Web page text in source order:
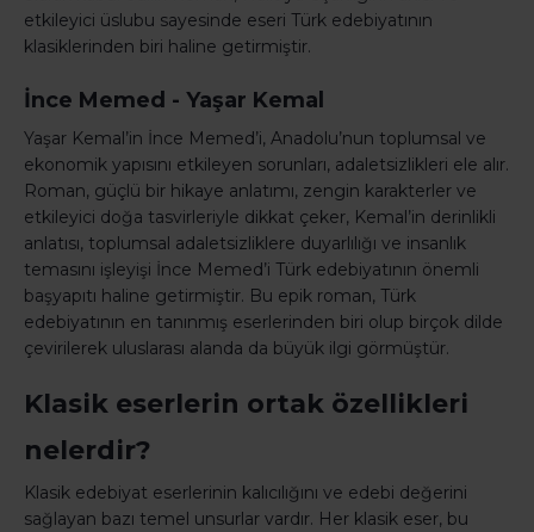
etkileyici üslubu sayesinde eseri Türk edebiyatının
klasiklerinden biri haline getirmiştir.
İnce Memed - Yaşar Kemal
Yaşar Kemal’in İnce Memed’i, Anadolu’nun toplumsal ve
ekonomik yapısını etkileyen sorunları, adaletsizlikleri ele alır.
Roman, güçlü bir hikaye anlatımı, zengin karakterler ve
etkileyici doğa tasvirleriyle dikkat çeker, Kemal’in derinlikli
anlatısı, toplumsal adaletsizliklere duyarlılığı ve insanlık
temasını işleyişi İnce Memed’i Türk edebiyatının önemli
başyapıtı haline getirmiştir. Bu epik roman, Türk
edebiyatının en tanınmış eserlerinden biri olup birçok dilde
çevirilerek uluslarası alanda da büyük ilgi görmüştür.
Klasik eserlerin ortak özellikleri
nelerdir?
Klasik edebiyat eserlerinin kalıcılığını ve edebi değerini
sağlayan bazı temel unsurlar vardır. Her klasik eser, bu